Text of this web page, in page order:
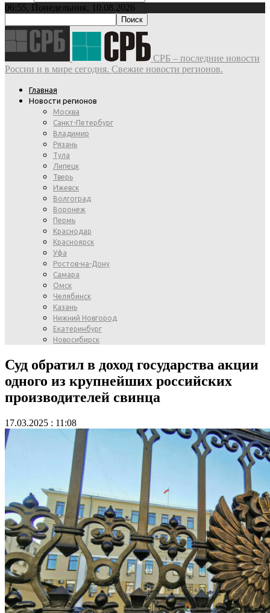
06:55, Понедельник, 10.08.2026
СРБ – последние новости
России и в мире сегодня. Свежие новости регионов.
Главная
Новости регионов
Москва
Санкт-Петербург
Владимир
Рязань
Тула
Липецк
Тверь
Ижевск
Волгоград
Воронеж
Пермь
Краснодар
Красноярск
Уфа
Ростов-на-Дону
Самара
Омск
Челябинск
Казань
Нижний Новгород
Екатеринбург
Новосибирск
Суд обратил в доход государства акции
одного из крупнейших российских
производителей свинца
17.03.2025 : 11:08